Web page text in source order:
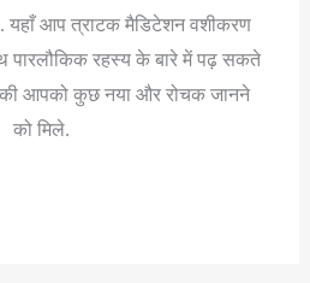
यहाँ आप त्राटक मैडिटेशन वशीकरण
रहस्य के बारे में पढ़ सकते
की आपको कुछ नया और रोचक जानने
को मिले.